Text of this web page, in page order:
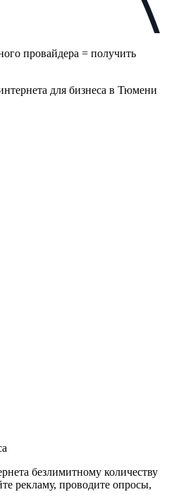
провайдера = получить
для бизнеса в Тюмени
безлимитному количеству
рекламу, проводите опросы,